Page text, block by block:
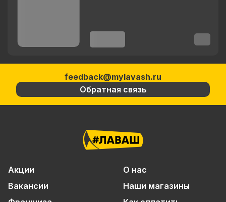
feedback@mylavash.ru
Обратная связь
Акции
О нас
Вакансии
Наши магазины